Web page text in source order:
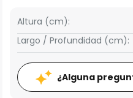
Altura (cm):
Largo / Profundidad (cm):
¿Alguna